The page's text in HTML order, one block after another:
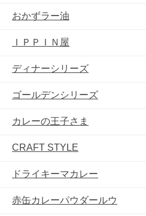
おかずラー油
ＩＰＰＩＮ屋
ディナーシリーズ
ゴールデンシリーズ
カレーの王子さま
CRAFT STYLE
ドライキーマカレー
赤缶カレーパウダールウ